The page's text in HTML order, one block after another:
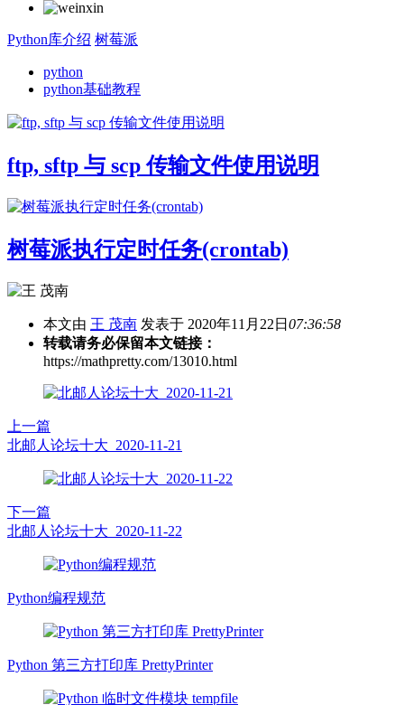
Python库介绍 树莓派
python
python基础教程
ftp, sftp 与 scp 传输文件使用说明
树莓派执行定时任务(crontab)
本文由 王 茂南 发表于 2020年11月22日 07:36:58
转载请务必保留本文链接：
https://mathpretty.com/13010.html
上一篇
北邮人论坛十大_2020-11-21
下一篇
北邮人论坛十大_2020-11-22
Python编程规范
Python 第三方打印库 PrettyPrinter